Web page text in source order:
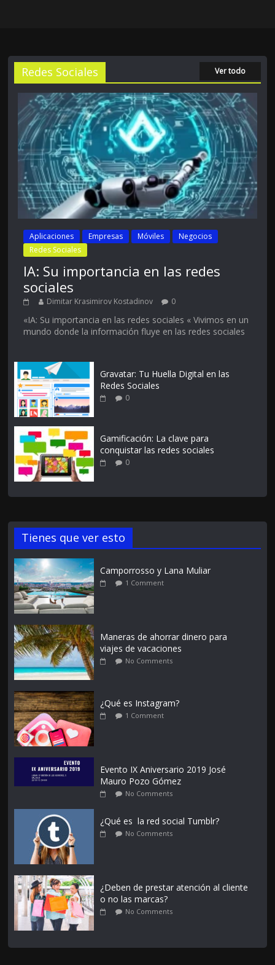
Redes Sociales Ver todo
Aplicaciones Empresas Móviles
Negocios
Redes Sociales
IA: Su importancia en las redes
sociales
Dimitar Krasimirov Kostadinov 0
«IA: Su importancia en las redes sociales « Vivimos en un
mundo donde la información fluye en las redes sociales
Gravatar: Tu Huella Digital en las
Redes Sociales
0
Gamificación: La clave para
conquistar las redes sociales
0
Tienes que ver esto
Camporrosso y Lana Muliar
1 Comment
Maneras de ahorrar dinero para
viajes de vacaciones
No Comments
¿Qué es Instagram?
1 Comment
Evento IX Aniversario 2019 José
Mauro Pozo Gómez
No Comments
¿Qué es la red social Tumblr?
No Comments
¿Deben de prestar atención al cliente
o no las marcas?
No Comments